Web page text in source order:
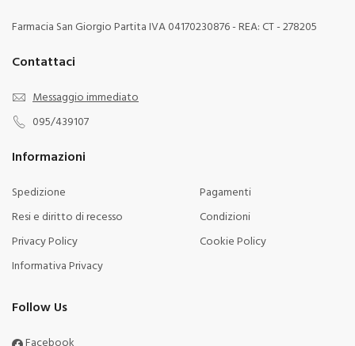
Farmacia San Giorgio Partita IVA 04170230876 - REA: CT - 278205
Contattaci
Messaggio immediato
095/439107
Informazioni
Spedizione
Pagamenti
Resi e diritto di recesso
Condizioni
Privacy Policy
Cookie Policy
Informativa Privacy
Follow Us
Facebook